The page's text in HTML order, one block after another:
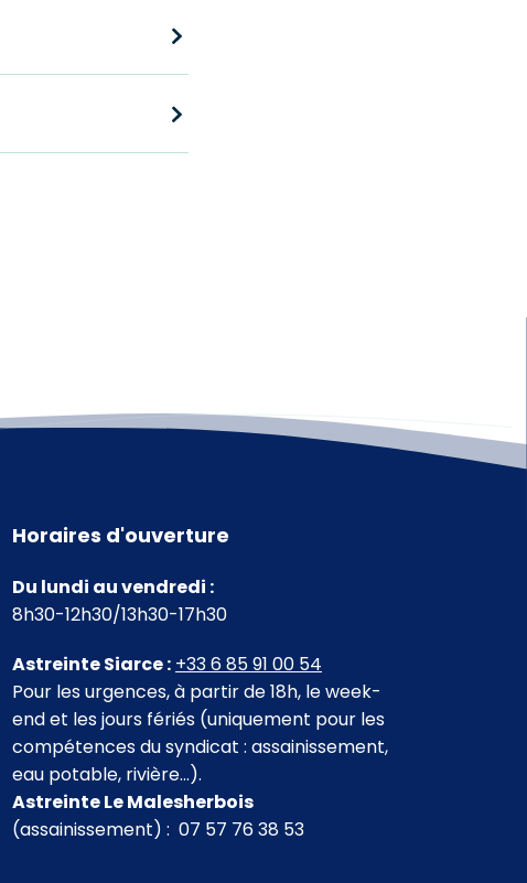
Horaires d'ouverture
Du lundi au vendredi :
8h30-12h30/13h30-17h30
Astreinte Siarce : +33 6 85 91 00 54
Pour les urgences, à partir de 18h, le week-
end et les jours fériés (uniquement pour les
compétences du syndicat : assainissement,
eau potable, rivière…).
Astreinte Le Malesherbois
(assainissement) : 07 57 76 38 53